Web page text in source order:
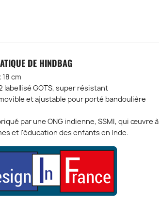
DE HINDBAG
18 cm
GOTS, super résistant
et ajustable pour porté bandoulière
par une ONG indienne, SSMI, qui œuvre à
et l'éducation des enfants en Inde.